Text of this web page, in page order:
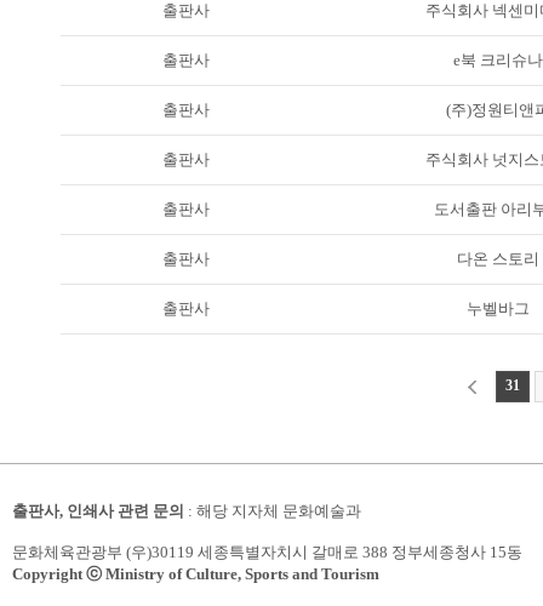
출판사 주식회사 넥센미
출판사 e북 크리슈나
출판사 (주)정원티앤
출판사 주식회사 넛지스
출판사 도서출판 아리
출판사 다온 스토리
출판사 누벨바그
31
출판사, 인쇄사 관련 문의 : 해당 지자체 문화예술과
문화체육관광부 (우)30119 세종특별자치시 갈매로 388 정부세종청사 15동
Copyright ⓒ Ministry of Culture, Sports and Tourism